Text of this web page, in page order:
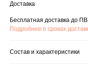
Доставка
Бесплатная доставка до
Подробнее о сроках
Состав и характеристики